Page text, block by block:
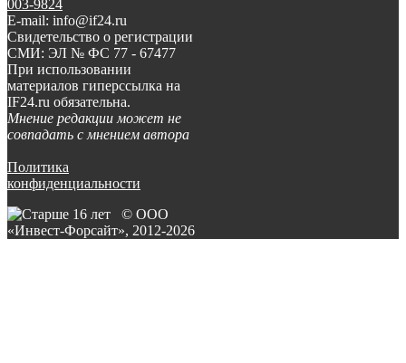
003-9824
E-mail: info@if24.ru
Свидетельство о регистрации
СМИ: ЭЛ № ФС 77 - 67477
При использовании
материалов гиперссылка на
IF24.ru обязательна.
Мнение редакции может не
совпадать с мнением автора
Политика
конфиденциальности
© ООО
«Инвест-Форсайт», 2012-2026